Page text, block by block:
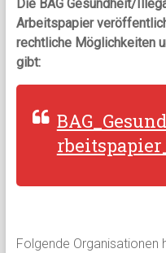
Die BAG Gesundheit/
Arbeitspapier
rechtliche Möglichkeiten
gibt:
Folgende Organisationen